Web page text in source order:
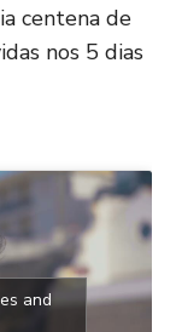
centena de
nos 5 dias
and